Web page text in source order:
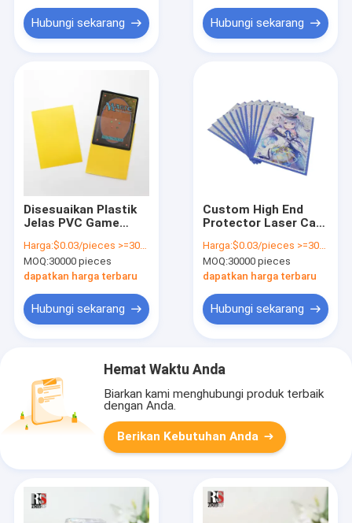
Hubungi sekarang Hubungi sekarang
Disesuaikan Plastik
Jelas PVC Game
Sleeve Perlindungan
tahan lama Dengan
kantong OPP tahan
Harga:$0.03/pieces >=30000 pieces
MOQ:30000 pieces
dapatkan harga terbaru
Hubungi sekarang
Custom High End
Protector Laser Card
Kartu Olahraga
Profesional
Harga:$0.03/pieces >=30000 pieces
MOQ:30000 pieces
dapatkan harga terbaru
Hubungi sekarang
Hemat Waktu Anda
Biarkan kami menghubungi produk terbaik
dengan Anda.
Berikan Kebutuhan Anda